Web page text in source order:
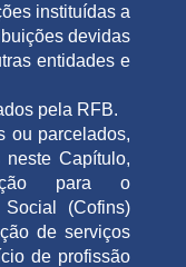
instituídas a
devidas
entidades e
pela RFB.
ou parcelados,
Capítulo,
para o
Social (Cofins)
de serviços
de profissão